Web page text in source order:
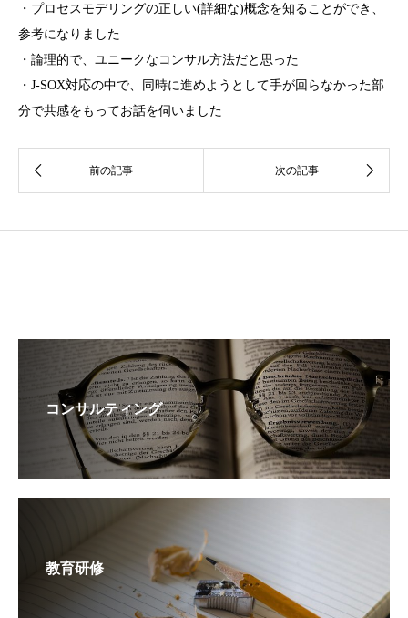
・プロセスモデリングの正しい(詳細な)概念を知ることができ、
参考になりました
・論理的で、ユニークなコンサル方法だと思った
・J-SOX対応の中で、同時に進めようとして手が回らなかった部
分で共感をもってお話を伺いました
コンサルティング
教育研修